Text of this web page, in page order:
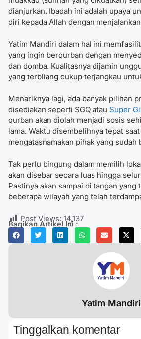
dianjurkan. Ibadah ini adalah upaya
diri kepada Allah dengan
Yatim Mandiri dalam hal ini
yang ingin berqurban dengan
dan domba. Kualitasnya dijamin
yang terbilang cukup terjangkau
Menariknya lagi, ada banyak pilihan
disediakan seperti SGQ atau Super
qurban akan diolah menjadi sosis
lama. Waktu disembelihnya tepat
mengatasnamakan pihak yang sudah
Tak perlu bingung dalam memilih
akan disebar secara luas hingga
Pastinya akan sampai di tangan yang
beberapa wilayah yang telah
Post Views: 14,137
Bagikan Artikel Ini :
Yatim Mandiri
Tinggalkan komentar